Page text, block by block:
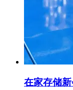
在家存储